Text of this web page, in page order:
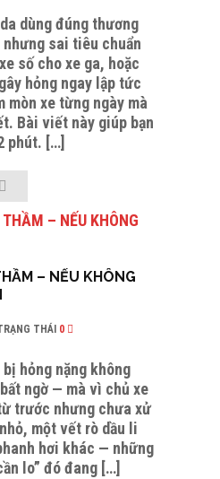
dùng đúng thương
sai tiêu chuẩn
số cho xe ga, hoặc
hỏng ngay lập tức
mòn xe từng ngày mà
Bài viết này giúp bạn
phút. […]
– NẾU KHÔNG
THÁI 0
hỏng nặng không
ngờ — mà vì chủ xe
trước nhưng chưa xử
một vết rò dầu li
hơi khác — những
lo” đó đang […]